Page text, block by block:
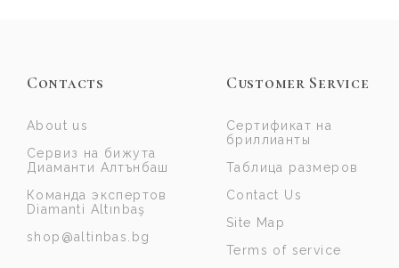
Contacts
About us
Сервиз на бижута
Диаманти Алтънбаш
Команда экспертов
Diamanti Altınbaş
shop@altinbas.bg
Customer Service
Сертификат на
бриллианты
Таблица размеров
Contact Us
Site Map
Terms of service